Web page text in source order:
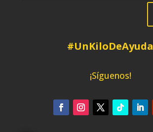
#UnKiloDeAyuda
¡Síguenos!